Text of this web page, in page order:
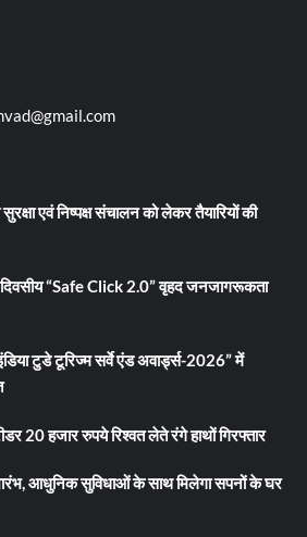
एवं निष्पक्ष संचालन को लेकर तैयारियों की
दिवसीय “Safe Click 2.0” वृहद जनजागरूकता
टुडे टूरिज्म सर्वे एंड अवार्ड्स-2026” में
20 हजार रुपये रिश्वत लेते रंगे हाथों गिरफ्तार
आधुनिक सुविधाओं के साथ मिलेगा सपनों के घर